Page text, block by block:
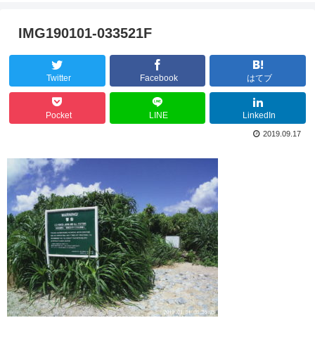
IMG190101-033521F
Twitter Facebook はてブ
Pocket LINE LinkedIn
2019.09.17